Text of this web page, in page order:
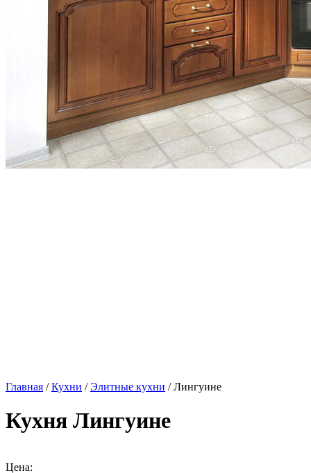
Главная /Кухни /Элитные кухни / Лингуине
Кухня Лингуине
Цена: